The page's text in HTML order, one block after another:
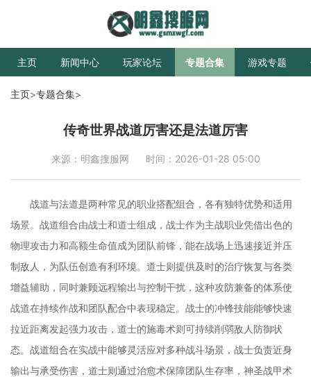
主页 新闻中心 玩家论坛 专题合集 游戏专题
主页>专题合集>
传奇世界战道厉害还是法道厉害
来源：明鑫搜服网 时间：2026-01-28 05:00
战道与法道是两种常见的职业搭配组合，各有独特优势和适用
场景。战道组合由战士和道士组成，战士作为主战职业凭借出色的
物理攻击力和高额生命值成为团队前锋，能在战场上迅速接近并压
制敌人，为队伍创造有利环境。道士则提供及时的治疗恢复与各类
增益辅助，同时兼顾远程输出与控制干扰，这种攻防兼备的体系使
战道在持续作战和团队配合中表现稳定。战士的冲锋技能能够快速
拉近距离发起强力攻击，道士的施毒术则可持续削弱敌人防御状
态。战道组合在实战中能够灵活应对多种战斗场景，战士负责近身
输出与承受伤害，道士则通过治愈术保障团队生存率，神圣战甲术